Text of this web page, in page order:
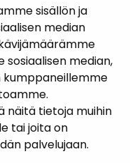
sisällön ja
median
sosiaalisen median,
kumppaneillemme
näitä tietoja muihin
tai joita on
palvelujaan.